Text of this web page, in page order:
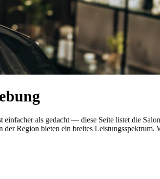
als gedacht — diese Seite listet die
Region bieten ein breites